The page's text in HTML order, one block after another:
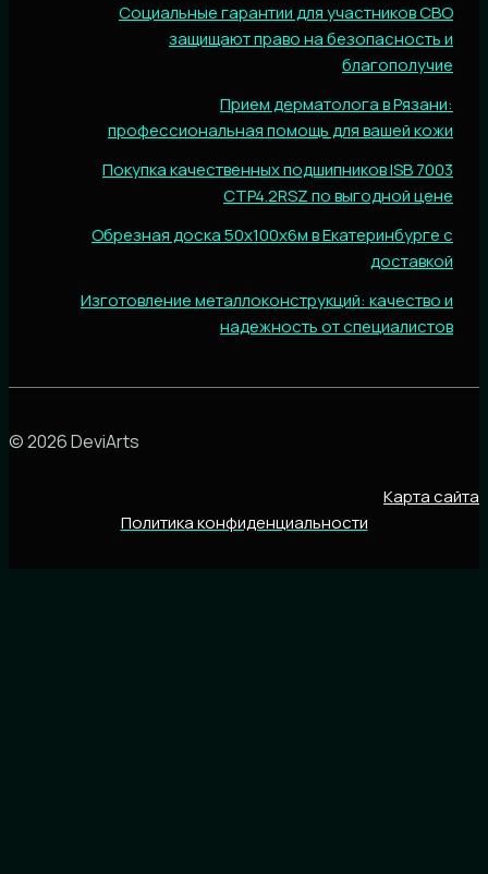
Социальные гарантии для участников СВО
защищают право на безопасность и
благополучие
Прием дерматолога в Рязани:
профессиональная помощь для вашей кожи
Покупка качественных подшипников ISB 7003
CTP4.2RSZ по выгодной цене
Обрезная доска 50х100х6м в Екатеринбурге с
доставкой
Изготовление металлоконструкций: качество и
надежность от специалистов
© 2026 DeviArts
Карта сайта
Политика конфиденциальности